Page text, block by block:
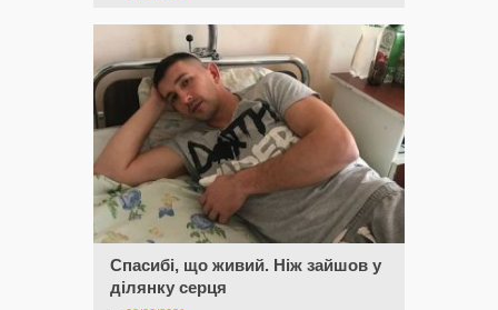
Спасибі, що живий. Ніж зайшов у
ділянку серця